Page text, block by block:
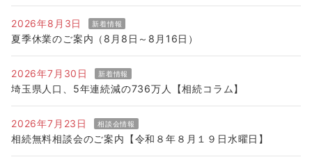
2026年8月3日 新着情報
夏季休業のご案内（8月8日～8月16日）
2026年7月30日 新着情報
埼玉県人口、5年連続減の736万人【相続コラム】
2026年7月23日 相談会情報
相続無料相談会のご案内【令和８年８月１９日水曜日】